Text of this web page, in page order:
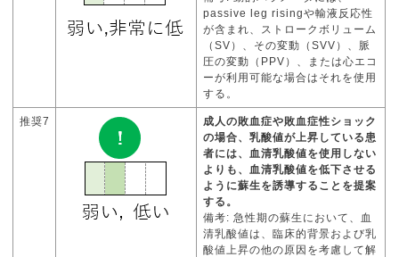
passive leg risingや輸液反応性
が含まれ、ストロークボリューム
（SV）、その変動（SVV）、脈
圧の変動（PPV）、または心エコ
ーが利用可能な場合はそれを使用
する。
推奨7
成人の敗血症や敗血症性ショック
の場合、乳酸値が上昇している患
者には、血清乳酸値を使用しない
よりも、血清乳酸値を低下させる
ように蘇生を誘導することを提案
する。
備考: 急性期の蘇生において、血
清乳酸値は、臨床的背景および乳
酸値上昇の他の原因を考慮して解